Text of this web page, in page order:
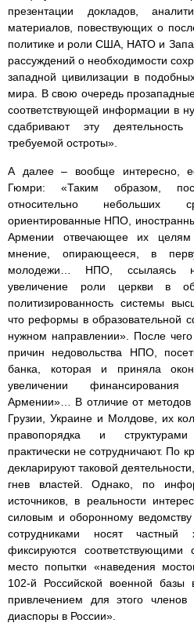
презентации докладов,
материалов, повествующих о
политике и роли США, НАТО и
рассуждений о необходимости
западной цивилизации в
мира. В свою очередь
соответствующей информации в
сдабривают эту
требуемой остроты».
А далее – вообще интересно,
Гюмри: «Таким образом,
относительно небольших
ориентированные НПО,
Армении отвечающее их
мнение, опирающееся, в
молодежи… НПО, ссылаясь
увеличение роли церкви в
политизированность системы
что реформы в образовательной
нужном направлении». После
причин недовольства НПО,
банка, которая и приняла
увеличении финансирования
Армении»… В отличие от
Грузии, Украине и Молдове, их
правопорядка и
практически не сотрудничают. По
декларируют таковой
гнев властей. Однако, по
источников, в реальности
силовым и оборонному
сотрудниками носят
фиксируются
место попытки «наведения
102-й Российской военной
привлечением для этого членов
диаспоры в России».